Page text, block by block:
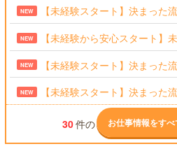
NEW 【未経験スタート】決まっ
NEW 【未経験から安心スタート
NEW 【未経験スタート】決まっ
NEW 【未経験スタート】決まっ
30件の お仕事情報をす